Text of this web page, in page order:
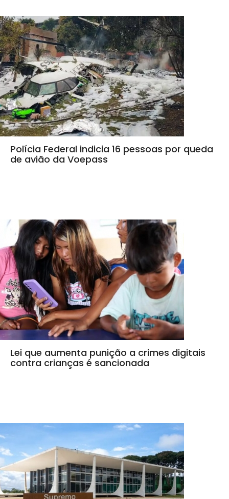
Polícia Federal indicia 16 pessoas por queda
de avião da Voepass
Lei que aumenta punição a crimes digitais
contra crianças é sancionada